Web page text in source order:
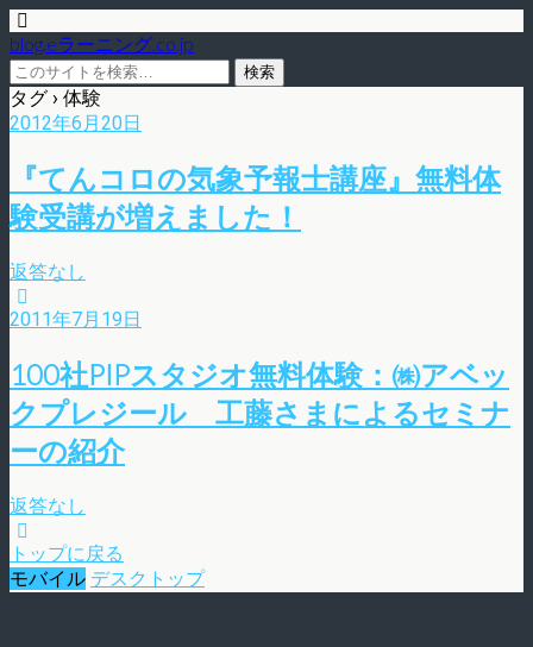
blog.eラーニング.co.jp
タグ › 体験
2012年6月20日
『てんコロの気象予報士講座』無料体
験受講が増えました！
返答なし
2011年7月19日
100社PIPスタジオ無料体験：㈱アベッ
クプレジール 工藤さまによるセミナ
ーの紹介
返答なし
トップに戻る
モバイル デスクトップ